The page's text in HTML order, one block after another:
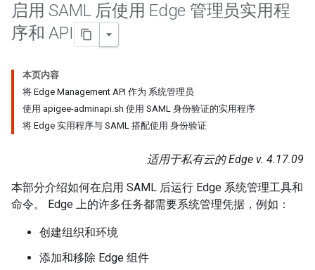
启用 SAML 后使用 Edge 管理员实用程
序和 API
本页内容
将 Edge Management API 作为 系统管理员
使用 apigee-adminapi.sh 使用 SAML 身份验证的实用程序
将 Edge 实用程序与 SAML 搭配使用 身份验证
适用于私有云的 Edge v. 4.17.09
本部分介绍如何在启用 SAML 后运行 Edge 系统管理工具和
命令。 Edge 上的许多任务都需要系统管理凭据，例如：
创建组织和环境
添加和移除 Edge 组件